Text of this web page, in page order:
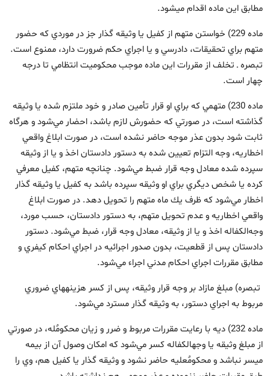
مطابق اين ماده اقدام مي‏شود.
ماده 229) خواستن متهم از كفيل يا وثيقه ‏گذار جز در موردي كه حضور
متهم براي تحقيقات، دادرسي و يا اجراي حكم ضرورت دارد، ممنوع است.
تبصره ـ تخلف از مقررات اين ماده موجب محكوميت انتظامي تا درجه
چهار است.
ماده 230) متهمي كه براي او قرار تأمين صادر و خود ملتزم شده يا وثيقه
گذاشته است، در صورتي كه حضورش لازم باشد، احضار مي‌شود و هرگاه
ثابت شود بدون عذر موجه حاضر نشده است، در صورت ابلاغ واقعي
اخطاريه، وجه التزام تعيين شده به دستور دادستان اخذ و يا از وثيقه
سپرده شده معادل وجه قرار ضبط مي‌شود. چنانچه متهم، كفيل معرفي
كرده يا شخص ديگري براي او وثيقه سپرده باشد به كفيل يا وثيقه ‏گذار
اخطار مي‌شود كه ظرف يك ماه متهم را تحويل دهد. در صورت ابلاغ
واقعي اخطاريه و عدم تحويل متهم، به دستور دادستان، حسب مورد،
وجه‌الكفاله اخذ و يا از وثيقه، معادل وجه قرار، ضبط مي‌شود. دستور
دادستان پس از قطعيت، بدون صدور اجرائيه در اجراي احكام كيفري و
مطابق مقررات اجراي احكام مدني اجراء مي‌شود.
تبصره) مبلغ مازاد بر وجه قرار وثيقه، پس از كسر هزينه‏هاي ضروري
مربوط به اجراي دستور، به وثيقه ‏گذار مسترد مي‌شود.
ماده 232) ديه با رعايت مقررات مربوط و ضرر و زيان محكومٌ‏له، در صورتي
از مبلغ وثيقه يا وجه‏الكفاله كسر مي‌شود كه امكان وصول آن از بيمه
ميسر نباشد و محكومٌ‏عليه حاضر نشود و وثيقه‏ گذار يا كفيل هم، وي را